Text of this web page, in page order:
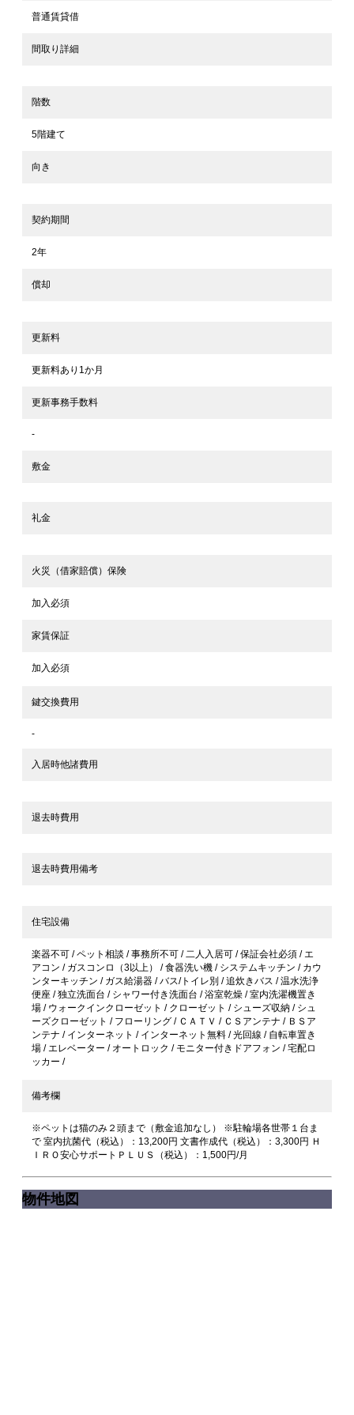
普通賃貸借
間取り詳細
階数
5階建て
向き
契約期間
2年
償却
更新料
更新料あり1か月
更新事務手数料
-
敷金
礼金
火災（借家賠償）保険
加入必須
家賃保証
加入必須
鍵交換費用
-
入居時他諸費用
退去時費用
退去時費用備考
住宅設備
楽器不可 / ペット相談 / 事務所不可 / 二人入居可 / 保証会社必須 / エ
アコン / ガスコンロ（3以上） / 食器洗い機 / システムキッチン / カウ
ンターキッチン / ガス給湯器 / バス/トイレ別 / 追炊きバス / 温水洗浄
便座 / 独立洗面台 / シャワー付き洗面台 / 浴室乾燥 / 室内洗濯機置き
場 / ウォークインクローゼット / クローゼット / シューズ収納 / シュ
ーズクローゼット / フローリング / ＣＡＴＶ / ＣＳアンテナ / ＢＳア
ンテナ / インターネット / インターネット無料 / 光回線 / 自転車置き
場 / エレベーター / オートロック / モニター付きドアフォン / 宅配ロ
ッカー /
備考欄
※ペットは猫のみ２頭まで（敷金追加なし） ※駐輪場各世帯１台ま
で 室内抗菌代（税込）：13,200円 文書作成代（税込）：3,300円 Ｈ
ＩＲＯ安心サポートＰＬＵＳ（税込）：1,500円/月
物件地図